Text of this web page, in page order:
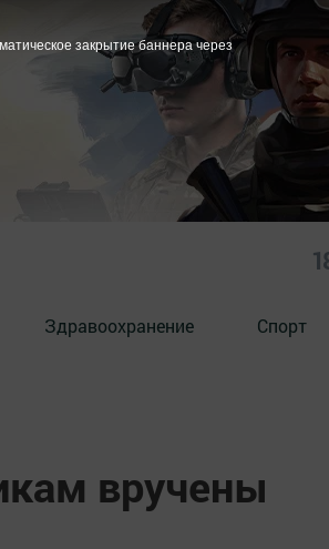
Здравоохранение Спорт
вручены
закрытие баннера через